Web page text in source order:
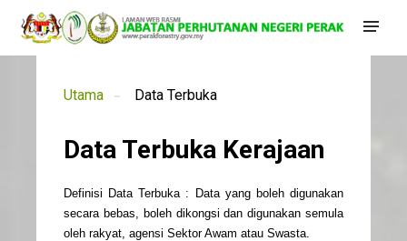
Utama Data Terbuka
Data Terbuka Kerajaan
Definisi Data Terbuka : Data yang boleh digunakan
secara bebas, boleh dikongsi dan digunakan semula
oleh rakyat, agensi Sektor Awam atau Swasta.